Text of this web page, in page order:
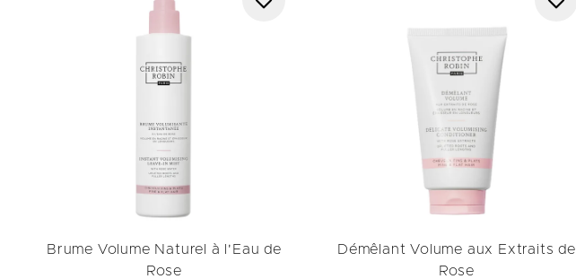
Brume Volume Naturel à l'Eau de
Rose
Démêlant Volume aux Extraits de
Rose